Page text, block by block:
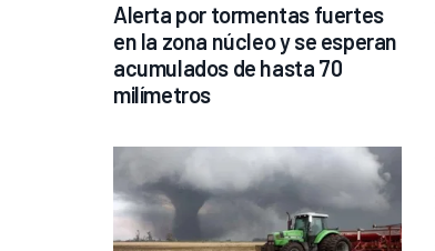
Alerta por tormentas fuertes
en la zona núcleo y se esperan
acumulados de hasta 70
milímetros